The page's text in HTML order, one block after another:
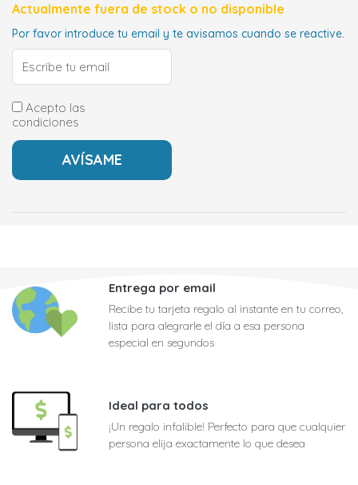
Actualmente fuera de stock o no disponible
Por favor introduce tu email y te avisamos cuando se reactive.
Acepto las
condiciones
Entrega por email
Recibe tu tarjeta regalo al instante en tu correo,
lista para alegrarle el día a esa persona
especial en segundos
Ideal para todos
¡Un regalo infalible! Perfecto para que cualquier
persona elija exactamente lo que desea